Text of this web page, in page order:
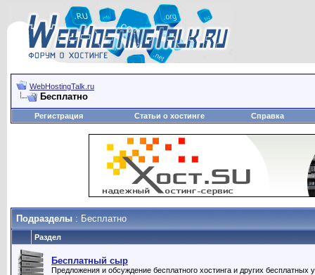
WebHostingTalk.ru
Бесплатно
Регистрация Статьи о хостинге Справка
Подразделы : Бесплатно
Раздел
Бесплатный сыр
Предложения и обсуждение бесплатного хостинга и других бесплатных